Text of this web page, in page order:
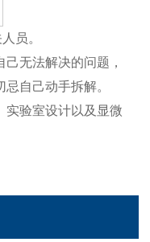
员。
无法解决的问题，
自己动手拆解。
实验室设计以及显微